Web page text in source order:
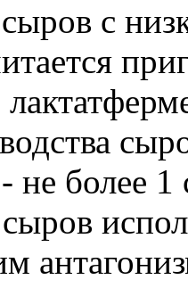
с
не более